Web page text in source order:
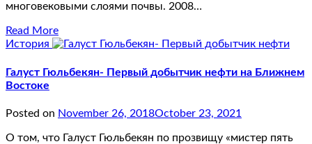
многовековыми слоями почвы. 2008…
Read More
История
Галуст Гюльбекян- Первый добытчик нефти на Ближнем
Востоке
Posted on November 26, 2018October 23, 2021
О том, что Галуст Гюльбекян по прозвищу «мистер пять